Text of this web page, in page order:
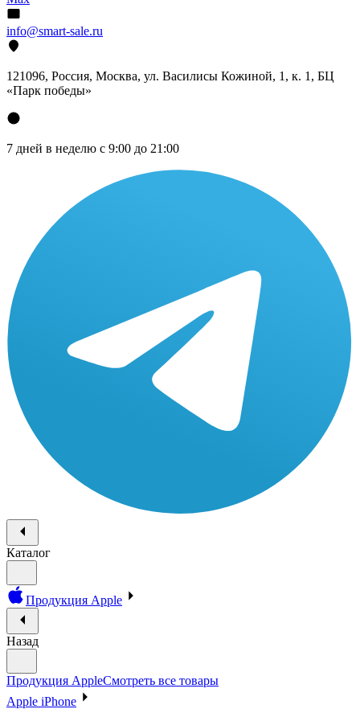
info@smart-sale.ru
121096, Россия, Москва, ул. Василисы Кожиной, 1, к. 1, БЦ
«Парк победы»
7 дней в неделю с 9:00 до 21:00
Каталог
Продукция Apple
Назад
Продукция AppleСмотреть все товары
Apple iPhone